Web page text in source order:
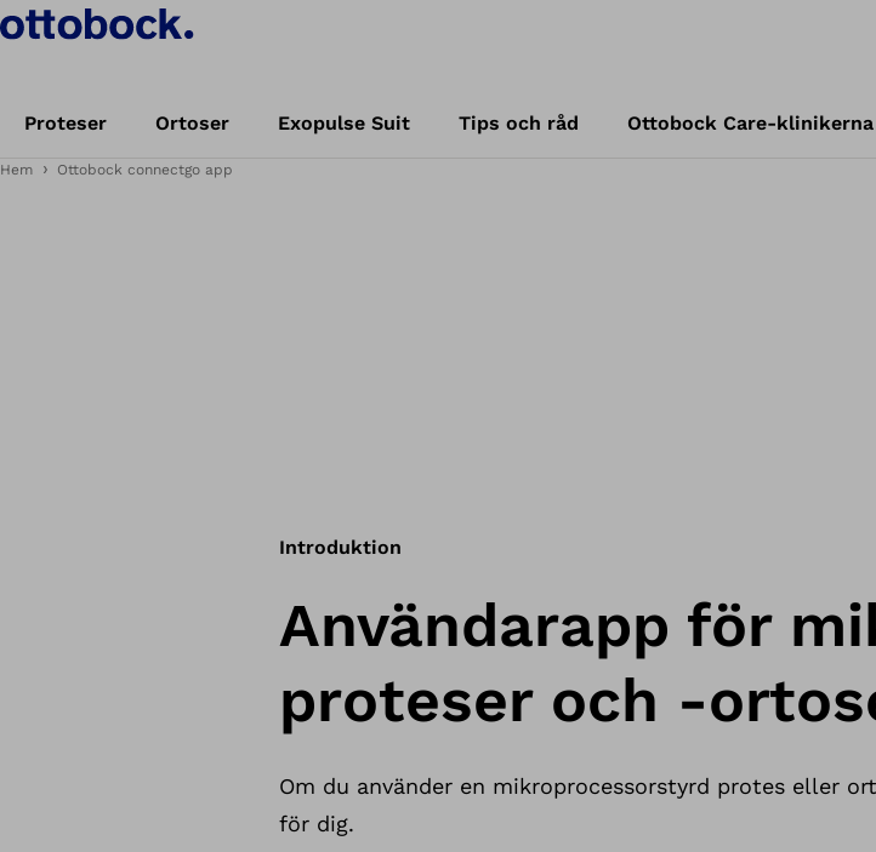
Proteser Ortoser Exopulse Suit Tips och råd Ottobock Care-klinikerna
Hem Ottobock connectgo app
Introduktion
Användarapp för
proteser och -
Om du använder en mikroprocessorstyrd protes eller
för dig.